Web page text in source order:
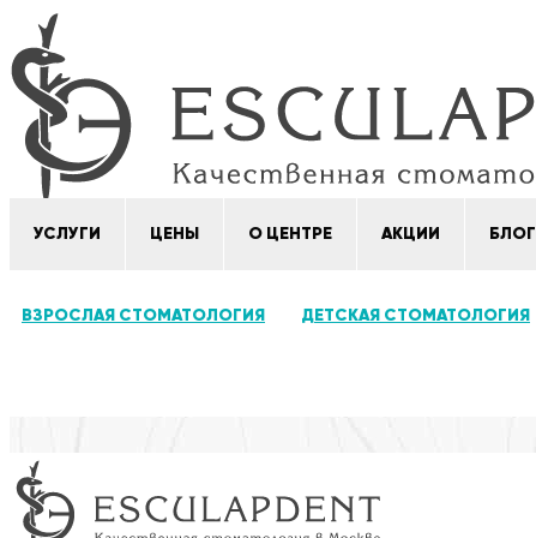
УСЛУГИ ЦЕНЫ О ЦЕНТРЕ АКЦИИ БЛОГ
ВЗРОСЛАЯ СТОМАТОЛОГИЯ ДЕТСКАЯ СТОМАТОЛОГИЯ